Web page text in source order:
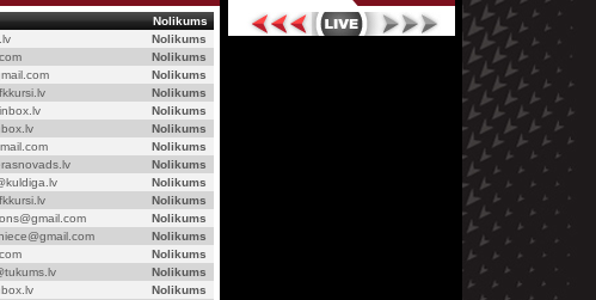
Nolikums
Nolikums
Nolikums
Nolikums
Nolikums
Nolikums
Nolikums
Nolikums
Nolikums
Nolikums
Nolikums
Nolikums
Nolikums
Nolikums
Nolikums
Nolikums